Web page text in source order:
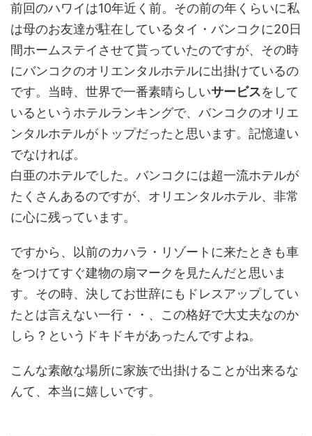
前回のハワイは10年近く前。その前の年くらいに私
は母のお友達が駐在しているタイ・バンコクに20日
間ホームステイさせて貰っていたのですが、その時
にバンコクのオリエンタルホテルに出掛けているの
です。当時、世界で一番素晴らしいサービスをして
いるというホテルランキングで、バンコクのオリエ
ンタルホテルがトップだったと思います。記憶違い
でなければ。
白亜のホテルでした。バンコクには超一流ホテルが
たくさんあるのですが、オリエンタルホテル、非常
に心に残っています。
ですから、以前のカハラ・リゾートに来たときも車
をつけてすぐ建物の扇マークを見たんだと思いま
す。その時、決してお世辞にもドレスアップしてい
たとは言えない一行・・、この格好で大丈夫なのか
しら？というドキドキがあったんですよね。
こんな素敵な場所に家族で出掛けることが出来るな
んて、本当に嬉しいです。